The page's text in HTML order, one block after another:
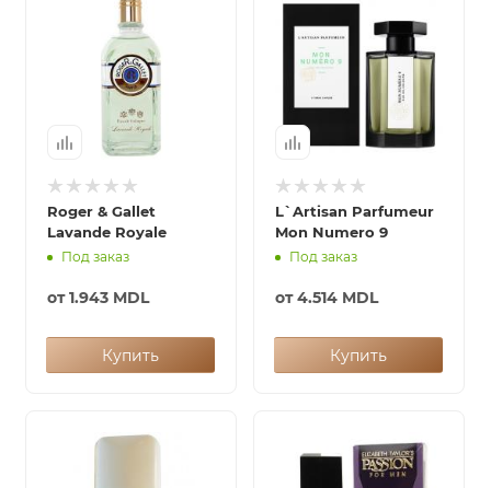
Roger & Gallet
Lavande Royale
Под заказ
от1.943 MDL
Купить
L`Artisan Parfumeur
Mon Numero 9
Под заказ
от4.514 MDL
Купить